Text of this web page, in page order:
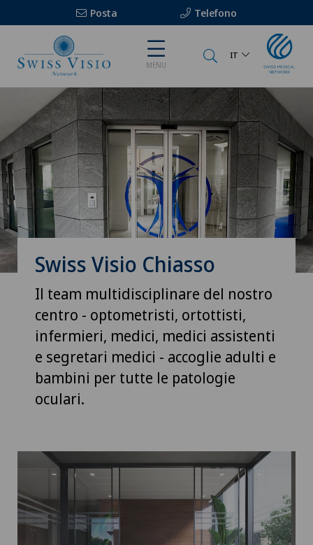
Posta Telefono
MENU
IT
Swiss Visio Chiasso
Il team multidisciplinare del nostro
centro - optometristi, ortottisti,
infermieri, medici, medici assistenti
e segretari medici - accoglie adulti e
bambini per tutte le patologie
oculari.